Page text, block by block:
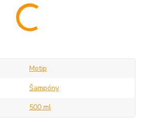
Motip
Šampóny
500 ml